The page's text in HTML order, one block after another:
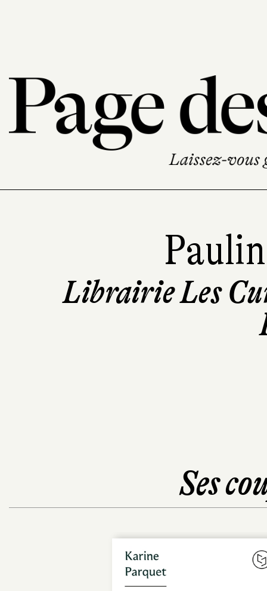
Librairie Les
Ses